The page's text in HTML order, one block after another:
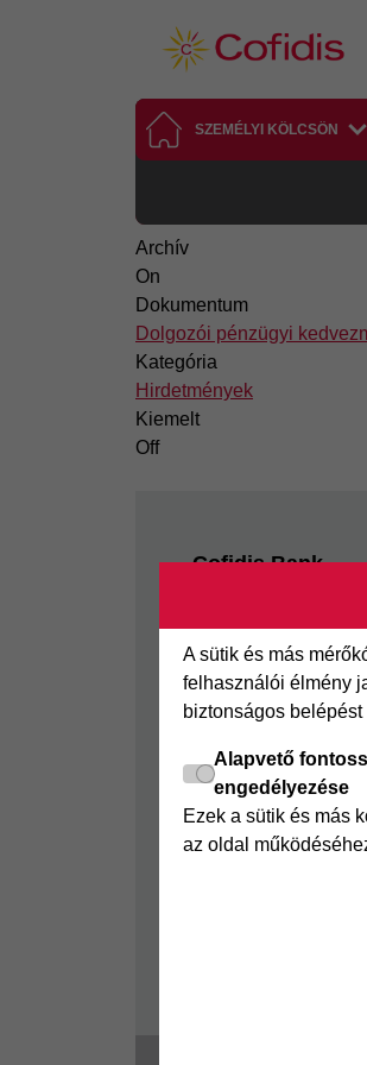
SZEMÉLYI KÖLCSÖN
Archív
On
Dokumentum
Dolgozói pénzügyi
Kategória
Hirdetmények
Kiemelt
Off
A sütik és más
felhasználói élmény
biztonságos
Alapvető
engedélyezése
Ezek a sütik és más
az oldal
Footer
Cofidis Bank
Rólunk
Panaszkezelés
GYIK
Sajtószoba
Nyilvánosságra